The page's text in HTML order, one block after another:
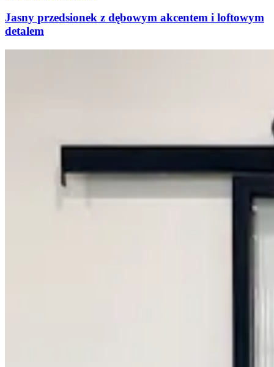
Jasny przedsionek z dębowym akcentem i loftowym
detalem